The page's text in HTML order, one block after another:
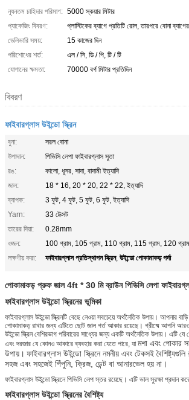
ন্যূনতম চাহিদার পরিমাণ: 5000 স্কয়ার মিটার
প্যাকেজিং বিবরণ:
প্লাস্টিকের ব্যাগে প্রতিটি রোল, তারপরে বোনা
ডেলিভারি সময়:
15 কাজের দিন
পরিশোধের শর্ত:
এল / সি, ডি / পি, টি / টি
যোগানের ক্ষমতা:
70000 বর্গ মিটার প্রতিদিন
বিবরণ
ফাইবারগ্লাস উইন্ডো স্ক্রিন
বুনা:
সরল বোনা
উপাদান:
পিভিসি লেপা ফাইবারগ্লাস সুতা
রঙ:
কালো, ধূসর, সাদা, বাদামী ইত্যাদি
জাল:
18 * 16, 20 * 20, 22 * ​​22, ইত্যাদি
ব্যাপক:
3 ফুট, 4 ফুট, 5 ফুট, 6 ফুট, ইত্যাদি
Yarn:
33 টেক্সট
তারের দিয়া:
0.28mm
ওজন:
100 গ্রাম, 105 গ্রাম, 110 গ্রাম, 115 গ্রাম, 120 গ্রাম
লক্ষণীয় করা:
ফাইবারগ্লাস প্রতিস্থাপন স্ক্রিন, উইন্ডো পোকামাকড় পর্দা
পোকামাকড় প্রুফ জাল 4ft * 30 মি ব্রাউন পিভিসি লেপা
ফাইবারগ্লাস উইন্ডো স্ক্রিনের ভূমিকা
ফাইবারগ্লাস উইন্ডো স্ক্রিনটি বেছে নেওয়া সবচেয়ে অর্থনৈতিক উপায়। আপনার
পোকামাকড় রাখার জন্য এটিতে ছোট জাল গর্ত আকার রয়েছে। গ্রীষ্মে আপনি
উইন্ডো স্ক্রিন বেশিরভাগ পরিবারের সাধ্যের জন্য একটি অর্থনৈতিক উপায়। এটি
এবং দরজার যে কোনও আকারে ব্যবহার করা যেতে পারে, যামশা এবং পোকার
উপায়। ফাইবারগ্লাস উইন্ডো স্ক্রিনে নমনীয় এবং টেকসই বৈশিষ্ট্যগুলি
সহজ এবং সহজেই পিঁপুনি, ক্রিজ, ডেন্ট বা আনারভেল হয় না।
ফাইবারগ্লাস উইন্ডো স্ক্রিনে পিভিসি লেপ স্তর রয়েছে। এটি ভাল সুরক্ষা প্রদান
ফাইবারগ্লাস উইন্ডো স্ক্রিনের বৈশিষ্ট্য